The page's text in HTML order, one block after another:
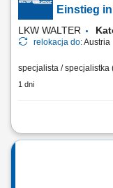
Einstieg
LKW WALTER
relokacja do:Austria
specjalista / specjalistka
1 dni
Stellenbeschreibung